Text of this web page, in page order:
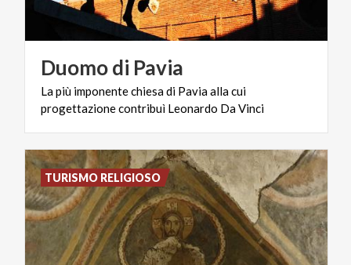
Duomodi Pavia
Lapiù imponentechiesadi Paviaallacui
progettazionecontribuì Leonardo DaVinci
TURISMO RELIGIOSO